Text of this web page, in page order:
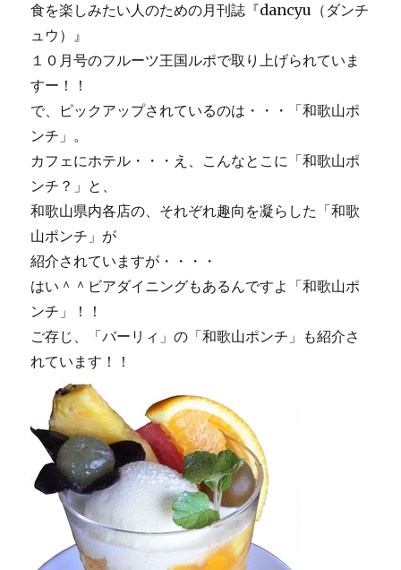
食を楽しみたい人のための月刊誌『dancyu（ダンチ
ュウ）』
１０月号のフルーツ王国ルポで取り上げられていま
すー！！
で、ピックアップされているのは・・・「和歌山ポ
ンチ」。
カフェにホテル・・・え、こんなとこに「和歌山ポ
ンチ？」と、
和歌山県内各店の、それぞれ趣向を凝らした「和歌
山ポンチ」が
紹介されていますが・・・・
はい＾＾ビアダイニングもあるんですよ「和歌山ポ
ンチ」！！
ご存じ、「バーリィ」の「和歌山ポンチ」も紹介さ
れています！！